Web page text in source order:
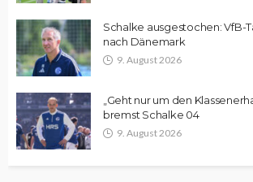
Schalke ausgestochen: VfB-
nach Dänemark
9. August 2026
„Geht nur um den
bremst Schalke 04
9. August 2026